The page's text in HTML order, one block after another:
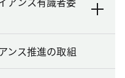
ンス推進の取組